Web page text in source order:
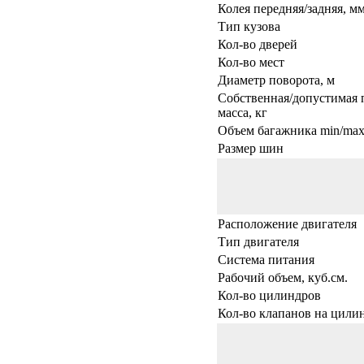
Колея передняя/задняя,
Тип кузова
Кол-во дверей
Кол-во мест
Диаметр поворота, м
Собственная/допустимая
масса, кг
Объем багажника min/
Размер шин
Расположение двигателя
Тип двигателя
Система питания
Рабочий объем, куб.см.
Кол-во цилиндров
Кол-во клапанов на